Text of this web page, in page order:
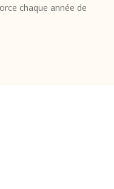
chaque année de